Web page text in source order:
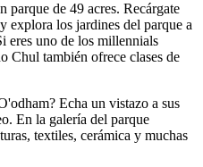
parque de 49 acres. Recárgate
explora los jardines del parque a
eres uno de los millennials
Chul también ofrece clases de
Echa un vistazo a sus
En la galería del parque
textiles, cerámica y muchas